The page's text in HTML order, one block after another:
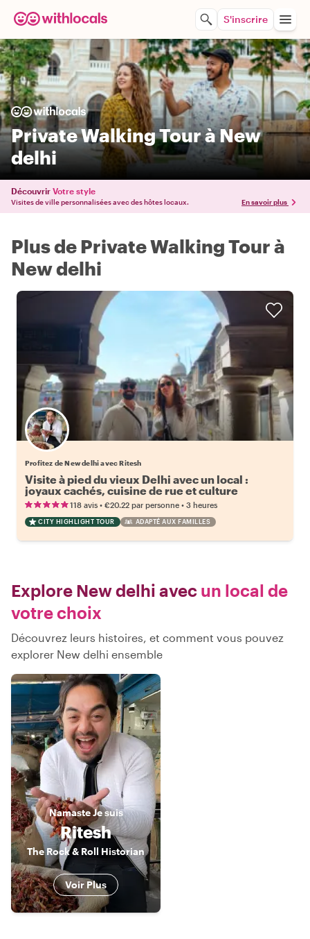
S'inscrire
Private Walking Tour à New
delhi
Découvrir Votre style
Visites de ville personnalisées avec des hôtes locaux. En savoir plus
Plus de Private Walking Tour à
New delhi
Profitez de New delhi avec Ritesh
Visite à pied du vieux Delhi avec un local :
joyaux cachés, cuisine de rue et culture
118 avis • €20.22 par personne • 3 heures
CITY HIGHLIGHT TOUR ADAPTÉ AUX FAMILLES
Explore New delhi avec un local de
votre choix
Découvrez leurs histoires, et comment vous pouvez
explorer New delhi ensemble
NamasteJe suis
Ritesh
The Rock & Roll Historian
Voir Plus